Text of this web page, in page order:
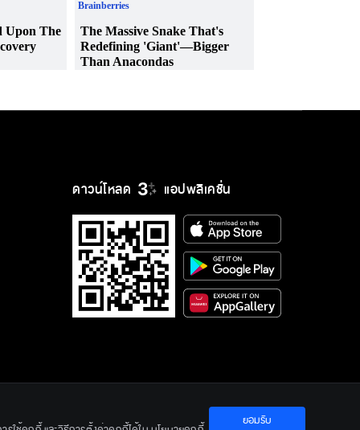
ดาวน์โหลด แอปพลิเคชั่น
ยอมรับ